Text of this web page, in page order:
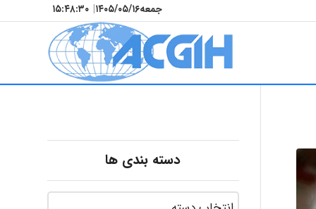
جمعه۱۴۰۵/۰۵/۱۶| ۱۵:۴۸:۳۱
دسته بندی ها